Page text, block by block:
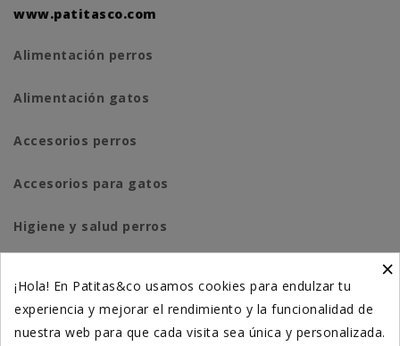
www.patitasco.com
Alimentación perros
Alimentación gatos
Accesorios perros
Accesorios para gatos
Higiene y salud perros
Suplementación natural
×
¡Hola! En Patitas&co usamos cookies para endulzar tu
experiencia y mejorar el rendimiento y la funcionalidad de
nuestra web para que cada visita sea única y personalizada.